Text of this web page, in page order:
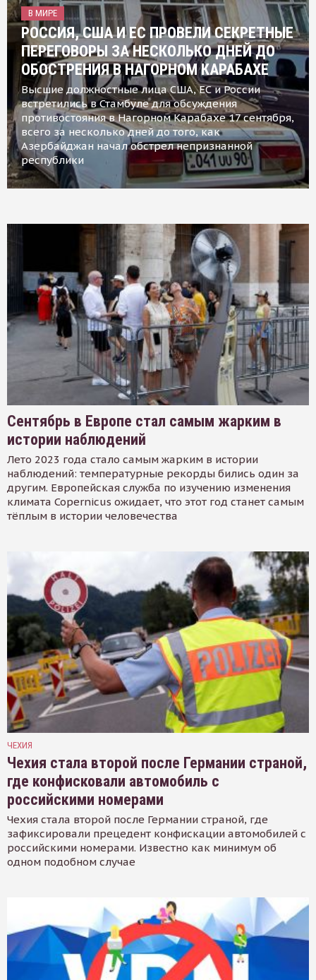
В МИРЕ
РОССИЯ, США И ЕС ПРОВЕЛИ СЕКРЕТНЫЕ
ПЕРЕГОВОРЫ ЗА НЕСКОЛЬКО ДНЕЙ ДО
ОБОСТРЕНИЯ В НАГОРНОМ КАРАБАХЕ
Высшие должностные лица США, ЕС и России
встретились в Стамбуле для обсуждения
противостояния в Нагорном Карабахе 17 сентября,
всего за несколько дней до того, как
Азербайджан начал обстрел непризнанной
республики
Сентябрь в Европе стал самым жарким в
истории наблюдений
Лето 2023 года стало самым жарким в истории
наблюдений: температурные рекорды бились один за
другим. Европейская служба по изучению изменения
климата Copernicus ожидает, что этот год станет самым
тёплым в истории человечества
ЧЕХИЯ
Чехия стала второй после Германии страной,
где конфисковали автомобиль с
российскими номерами
Чехия стала второй после Германии страной, где
зафиксировали прецедент конфискации автомобилей с
российскими номерами. Известно как минимум об
одном подобном случае